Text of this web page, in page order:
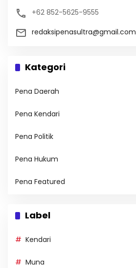
+62 852-5625-9555
redaksipenasultra@gmail.com
Kategori
Pena Daerah
Pena Kendari
Pena Politik
Pena Hukum
Pena Featured
Label
Kendari
Muna